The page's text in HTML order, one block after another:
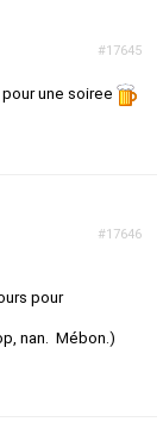
#17645
une soiree
#17646
pour
nan. Mébon.)